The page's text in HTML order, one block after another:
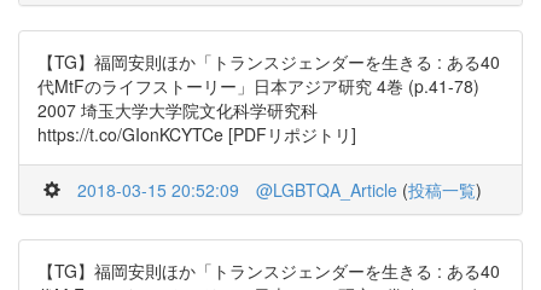
【TG】福岡安則ほか「トランスジェンダーを生きる : ある40
代MtFのライフストーリー」日本アジア研究 4巻 (p.41-78)
2007 埼玉大学大学院文化科学研究科
https://t.co/GIonKCYTCe [PDFリポジトリ]
2018-03-15 20:52:09 @LGBTQA_Article (投稿一覧)
【TG】福岡安則ほか「トランスジェンダーを生きる : ある40